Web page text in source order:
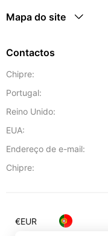
Mapa do site
Contactos
Chipre:
Portugal:
Reino Unido:
EUA:
Endereço de e-mail:
Chipre:
€EUR